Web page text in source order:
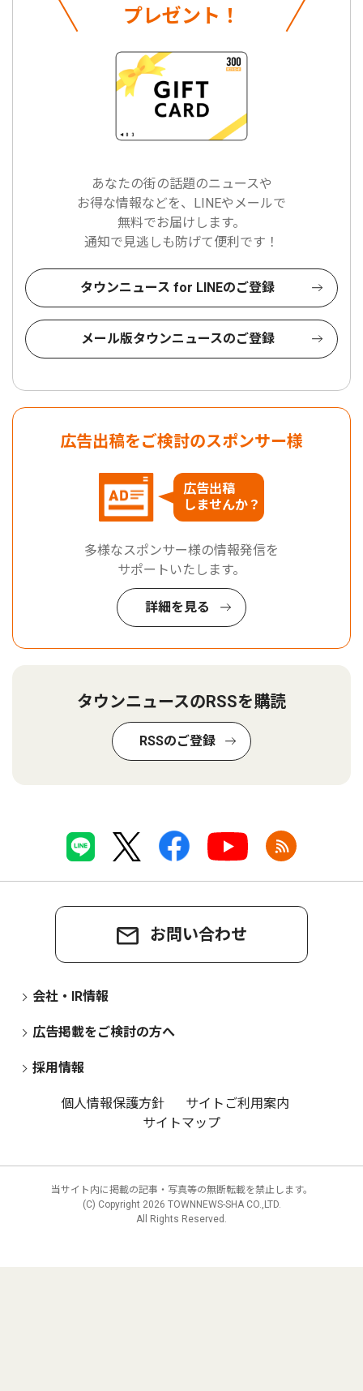
プレゼント！
あなたの街の話題のニュースや
お得な情報などを、LINEやメールで
無料でお届けします。
通知で見逃しも防げて便利です！
タウンニュース for LINEのご登録
メール版タウンニュースのご登録
広告出稿をご検討のスポンサー様
広告出稿
しませんか？
多様なスポンサー様の情報発信を
サポートいたします。
詳細を見る
タウンニュースのRSSを購読
RSSのご登録
お問い合わせ
会社・IR情報
広告掲載をご検討の方へ
採用情報
個人情報保護方針
サイトご利用案内
サイトマップ
当サイト内に掲載の記事・写真等の無断転載を禁止します。
(C) Copyright 2026 TOWNNEWS-SHA CO.,LTD.
All Rights Reserved.